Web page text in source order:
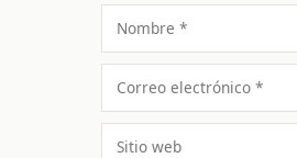
Nombre
Correo
electrónico
Sitio